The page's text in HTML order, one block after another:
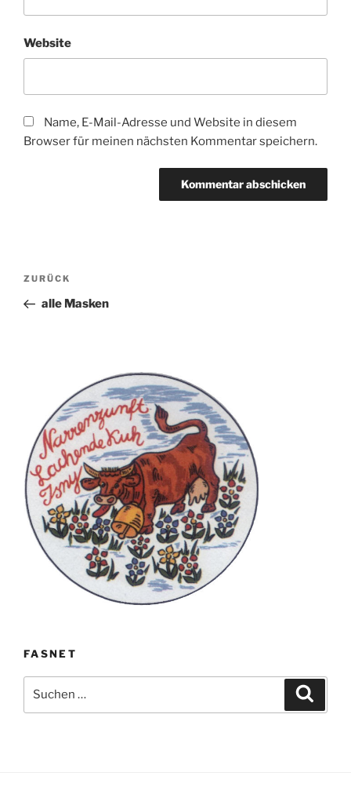
Website
Name, E-Mail-Adresse und Website in diesem
Browser für meinen nächsten Kommentar speichern.
Beitragsnavigation
Vorheriger
Beitrag
ZURÜCK
alle Masken
FASNET
nach: